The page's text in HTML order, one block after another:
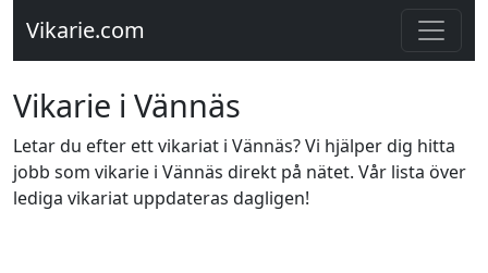
Vikarie.com
Vikarie i Vännäs
Letar du efter ett vikariat i Vännäs? Vi hjälper dig hitta
jobb som vikarie i Vännäs direkt på nätet. Vår lista över
lediga vikariat uppdateras dagligen!